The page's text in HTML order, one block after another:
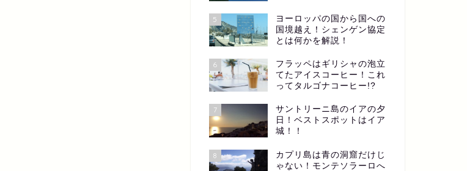
5
ヨーロッパの国から国への
国境越え！シェンゲン協定
とは何かを解説！
6
フラッペはギリシャの泡立
てたアイスコーヒー！これ
ってタルゴナコーヒー!?
7
サントリーニ島のイアの夕
日！ベストスポットはイア
城！！
8
カプリ島は青の洞窟だけじ
ゃない！モンテソラーロへ